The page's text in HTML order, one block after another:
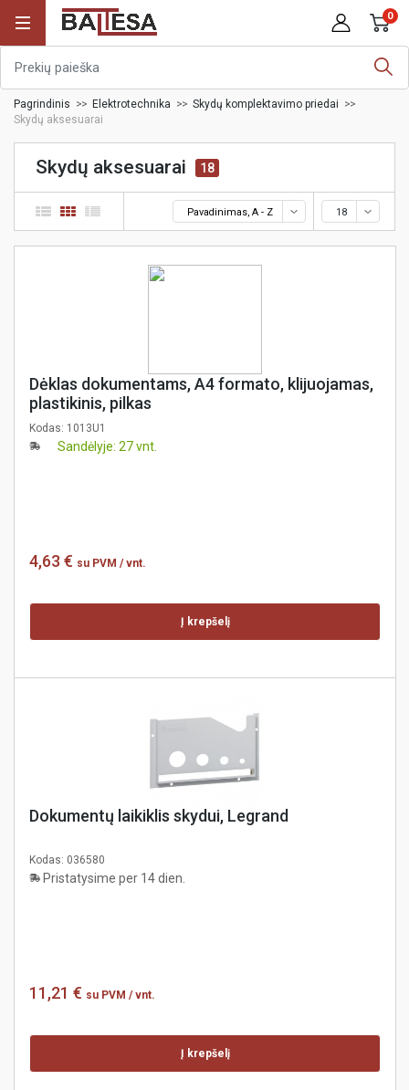
0
Pagrindinis Elektrotechnika
Skydų komplektavimo priedai
Skydų aksesuarai
Skydų aksesuarai 18
Pavadinimas, A - Z 18
Dėklas dokumentams, A4 formato, klijuojamas,
plastikinis, pilkas
Kodas: 1013U1
Sandėlyje: 27 vnt.
4,63 € su PVM / vnt.
Į krepšelį
Dokumentų laikiklis skydui, Legrand
Kodas: 036580
Pristatysime per 14 dien.
11,21 € su PVM / vnt.
Į krepšelį